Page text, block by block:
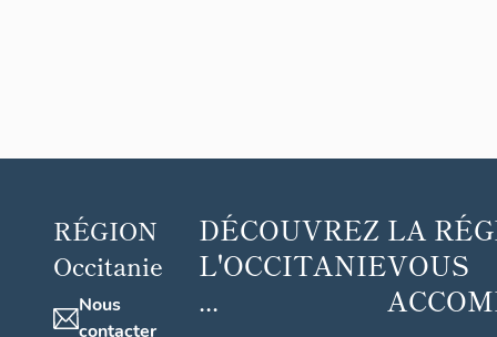
RÉGION
Occitanie
Nous
contacter
DÉCOUVREZ
L'OCCITANIE
...
LA
VOUS